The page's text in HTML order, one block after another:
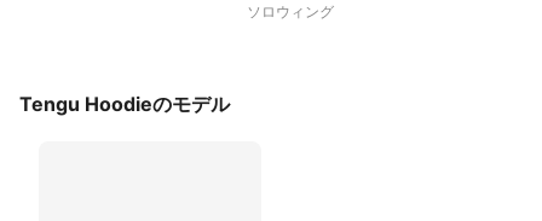
ソロウィング
Tengu Hoodieのモデル